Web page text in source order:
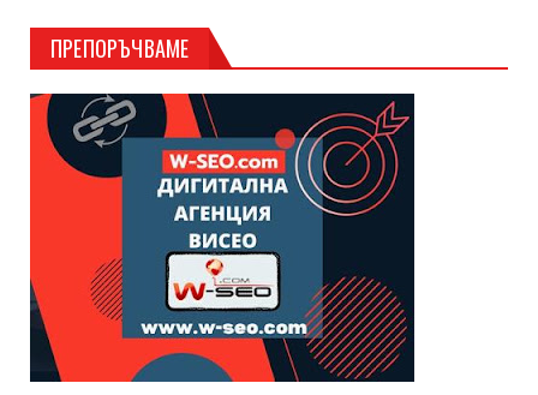
ПРЕПОРЪЧВАМЕ